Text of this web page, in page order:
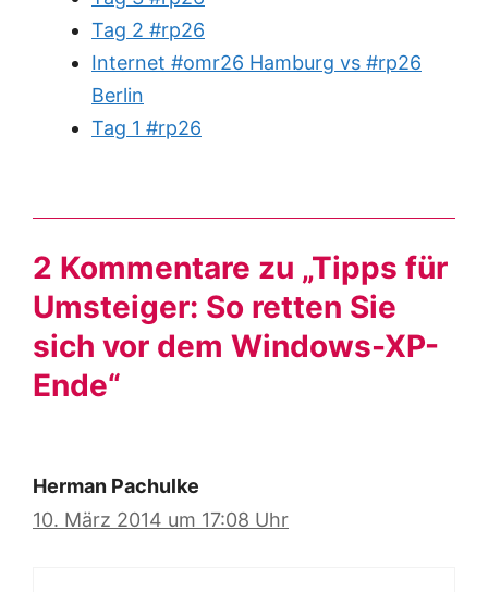
Tag 2 #rp26
Internet #omr26 Hamburg vs #rp26
Berlin
Tag 1 #rp26
2 Kommentare zu „Tipps für
Umsteiger: So retten Sie
sich vor dem Windows-XP-
Ende“
Herman Pachulke
10. März 2014 um 17:08 Uhr